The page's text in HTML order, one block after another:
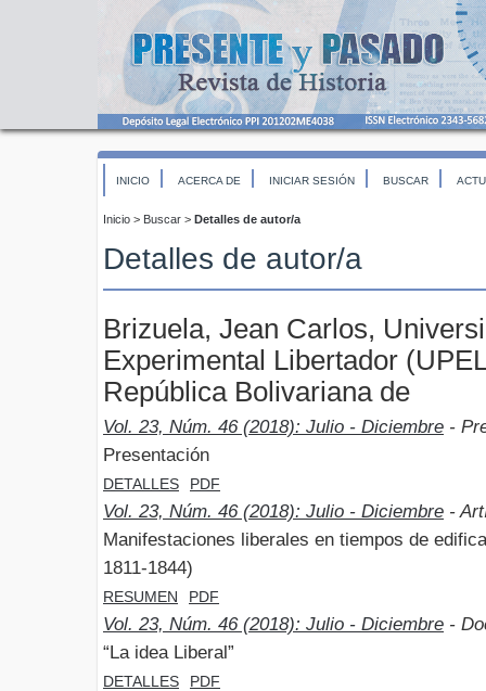
INICIO ACERCA DE INICIAR SESIÓN BUSCAR
Inicio > Buscar > Detalles de autor/a
Detalles de autor/a
Brizuela, Jean Carlos,
Experimental Libertador
República Bolivariana de
Vol. 23, Núm. 46 (2018): Julio - Diciembre -
Presentación
DETALLES PDF
Vol. 23, Núm. 46 (2018): Julio - Diciembre -
Manifestaciones liberales en tiempos de
1811-1844)
RESUMEN PDF
Vol. 23, Núm. 46 (2018): Julio - Diciembre -
“La idea Liberal”
DETALLES PDF